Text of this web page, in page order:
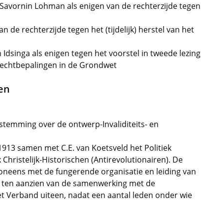
Lohman als enigen van de rechterzijde tegen
de rechterzijde tegen het (tijdelijk) herstel van het
Idsinga als enigen tegen het voorstel in tweede lezing
in de Grondwet
over de ontwerp-Invaliditeits- en
samen met C.E. van Koetsveld het Politiek
Christelijk-Historischen (Antirevolutionairen). De
met de fungerende organisatie en leiding van
ten aanzien van de samenwerking met de
Verband uiteen, nadat een aantal leden onder wie